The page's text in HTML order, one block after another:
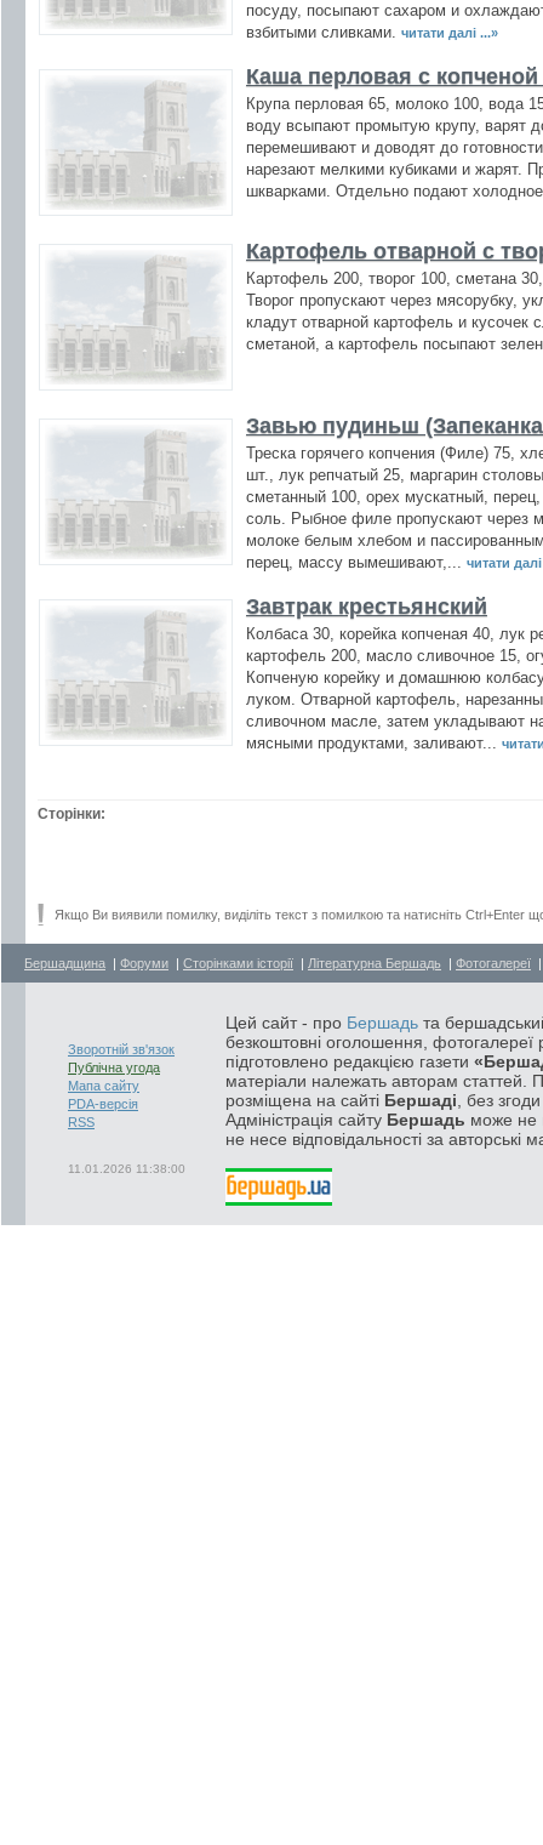
посуду, посыпают сахаром и
взбитыми сливками.
читати далі ...»
Каша перловая с
Крупа перловая 65, молоко 100, вода
воду всыпают промытую крупу, варят
перемешивают и доводят до
нарезают мелкими кубиками и жарят.
шкварками. Отдельно подают
Картофель отварной с
Картофель 200, творог 100, сметана
Творог пропускают через мясорубку,
кладут отварной картофель и кусочек
сметаной, а картофель посыпают
Завью пудиньш (Запеканка
Треска горячего копчения (Филе) 75,
шт., лук репчатый 25, маргарин
сметанный 100, орех мускатный,
соль. Рыбное филе пропускают через
молоке белым хлебом и
перец, массу вымешивают,...
читати
Завтрак крестьянский
Колбаса 30, корейка копченая 40, лук
картофель 200, масло сливочное 15,
Копченую корейку и домашнюю
луком. Отварной картофель,
сливочном масле, затем укладывают
мясными продуктами, заливают...
Сторінки:
Якщо Ви виявили помилку, виділіть текст з помилкою та натисніть Ctrl+Enter
Бершадщина | Форуми | Сторінками історії | Літературна Бершадь | Фотогалереї
Зворотній зв'язок
Публічна угода
Мапа сайту
PDA-версія
RSS
11.01.2026 11:38:00
Цей сайт - про Бершадь та
безкоштовні оголошення, фотогалереї
підготовлено редакцією газети
матеріали належать авторам статтей.
розміщена на сайті Бершаді , без
Адміністрація сайту Бершадь може не
не несе відповідальності за авторські